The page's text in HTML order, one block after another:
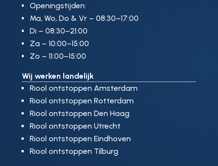
Openingstijden:
Ma, Wo, Do & Vr – 08:30–17:00
Di – 08:30–21:00
Za – 10:00–15:00
Zo – 11:00–15:00
Wij werken landelijk
Riool ontstoppen Amsterdam
Riool ontstoppen Rotterdam
Riool ontstoppen Den Haag
Riool ontstoppen Utrecht
Riool ontstoppen Eindhoven
Riool ontstoppen Tilburg